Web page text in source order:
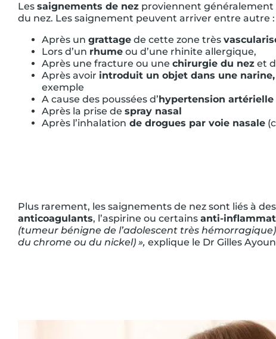
Les saignements de nez proviennent
du nez. Les saignement peuvent arriver entre autre :
Après un grattage de cette zone très
Lors d’un rhume ou d’une rhinite allergique,
Après une fracture ou une chirurgie du nez et
Après avoir introduit un objet dans une
exemple
A cause des poussées d’hypertension artérielle
Après la prise de spray nasal
Après l’inhalation de drogues par voie nasale
Plus rarement, les saignements de nez sont liés à des
anticoagulants, l’aspirine ou certains anti-
(tumeur bénigne de l’adolescent très
du chrome ou du nickel) », explique le Dr Gilles